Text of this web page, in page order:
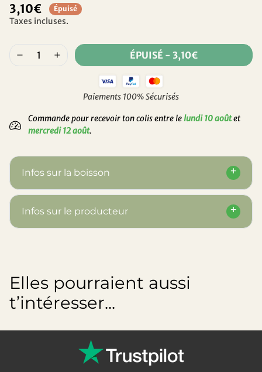
3,10€ Épuisé
Taxes incluses.
ÉPUISÉ - 3,10€
Paiements 100% Sécurisés
Commande pour recevoir ton colis entre lelundi 10 aoûtet
mercredi 12 août.
Infos sur la boisson
Infos sur le producteur
Elles pourraient aussi
t’intéresser...